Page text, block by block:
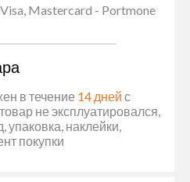
Mastercard - Portmone
в течение 14 дней с
не эксплуатировался,
упаковка, наклейки,
покупки